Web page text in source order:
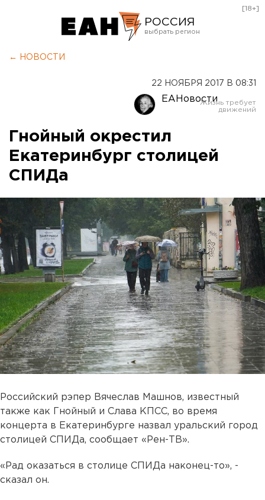
РОССИЯ
Оренбург
[18+]
← НОВОСТИ
22 НОЯБРЯ 2017 В 08:31
ЕАНовости
Гнойный окрестил
Екатеринбург столицей
СПИДа
Российский рэпер Вячеслав Машнов, известный
также как Гнойный и Слава КПСС, во время
концерта в Екатеринбурге назвал уральский город
столицей СПИДа, сообщает «Рен-ТВ».
«Рад оказаться в столице СПИДа наконец-то», -
сказал он.